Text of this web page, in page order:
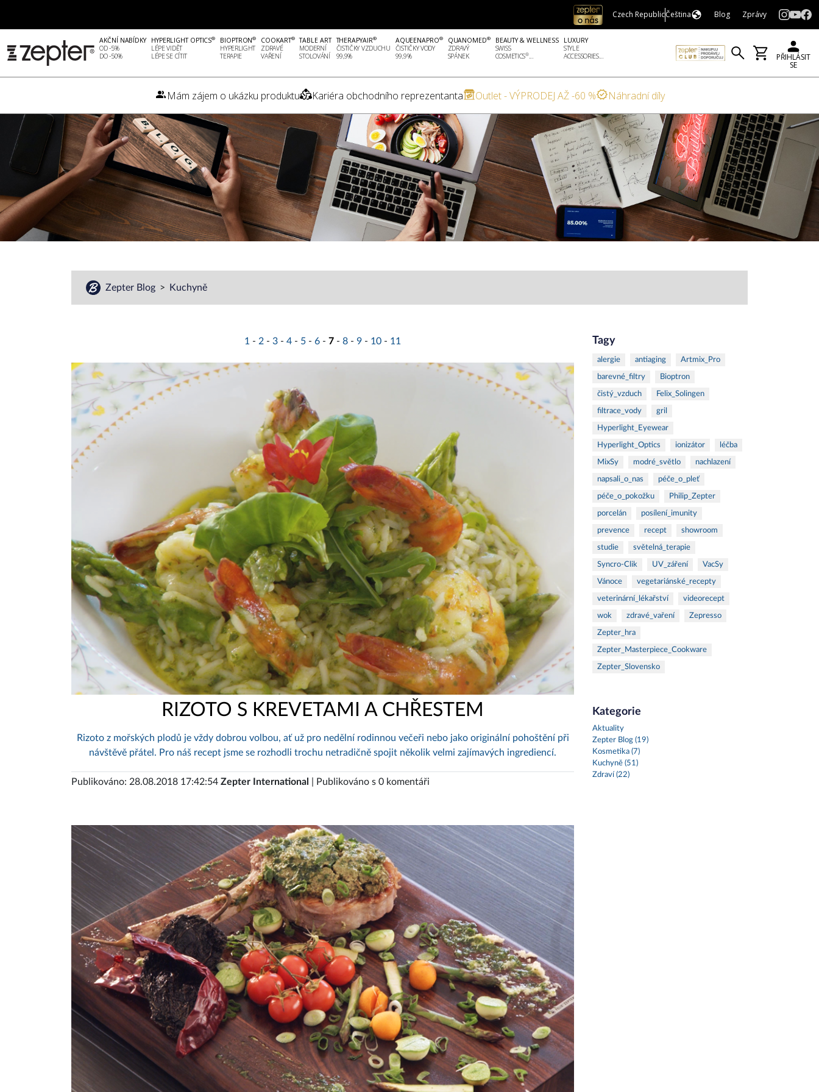
Czech RepublicČeština Blog Zprávy
AKČNÍ NABÍDKY
OD -5%
DO -50%
HYPERLIGHT OPTICS®
LÉPE VIDĚT
LÉPE SE CÍTIT
BIOPTRON®
HYPERLIGHT
TERAPIE
COOKART®
ZDRAVÉ
VAŘENÍ
TABLE ART
MODERNÍ
STOLOVÁNÍ
THERAPYAIR®
ČISTIČKY VZDUCHU
99,9%
AQUEENAPRO®
ČISTIČKY VODY
99,9%
QUANOMED®
ZDRAVÝ
SPÁNEK
BEAUTY & WELLNESS
SWISS
COSMETICS®...
LUXURY
STYLE
ACCESSORIES...
PŘIHLÁSIT
SE
Mám zájem o ukázku produktu Kariéra obchodního reprezentanta Outlet - VÝPRODEJ AŽ -60 % Náhradní díly
Zepter Blog Kuchyně
1 - 2 - 3 - 4 - 5 - 6 - 7 - 8 - 9 - 10 - 11
RIZOTO S KREVETAMI A CHŘESTEM
Rizoto z mořských plodů je vždy dobrou volbou, ať už pro nedělní rodinnou večeři nebo jako originální pohoštění při
návštěvě přátel. Pro náš recept jsme se rozhodli trochu netradičně spojit několik velmi zajímavých ingrediencí.
Publikováno: 28.08.2018 17:42:54 Zepter International | Publikováno s 0 komentáři
Tagy
alergie antiaging Artmix_Pro
barevné_filtry Bioptron
čistý_vzduch Felix_Solingen
filtrace_vody gril
Hyperlight_Eyewear
Hyperlight_Optics ionizátor léčba
MixSy modré_světlo nachlazení
napsali_o_nas péče_o_pleť
péče_o_pokožku Philip_Zepter
porcelán posílení_imunity
prevence recept showroom
studie světelná_terapie
Syncro-Clik UV_záření VacSy
Vánoce vegetariánské_recepty
veterinární_lékařství videorecept
wok zdravé_vaření Zepresso
Zepter_hra
Zepter_Masterpiece_Cookware
Zepter_Slovensko
Kategorie
Aktuality
Zepter Blog (19)
Kosmetika (7)
Kuchyně (51)
Zdraví (22)